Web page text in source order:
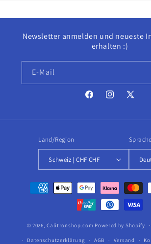
Newsletter anmelden und neueste
erhalten :)
E-Mail
FacebookInstagram
X
Land/Region
Schweiz | CHF CHF
Sprache
Zahlungsmethoden
© 2026,Calitronshop.com Powered by Shopify
Datenschutzerklärung AGB Versand